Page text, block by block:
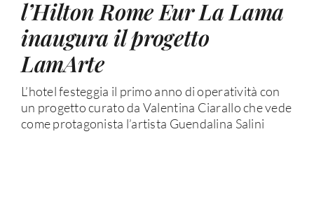
l’Hilton Rome Eur La Lama
inaugura il progetto
LamArte
L’hotel festeggia il primo anno di operatività con
un progetto curato da Valentina Ciarallo che vede
come protagonista l’artista Guendalina Salini